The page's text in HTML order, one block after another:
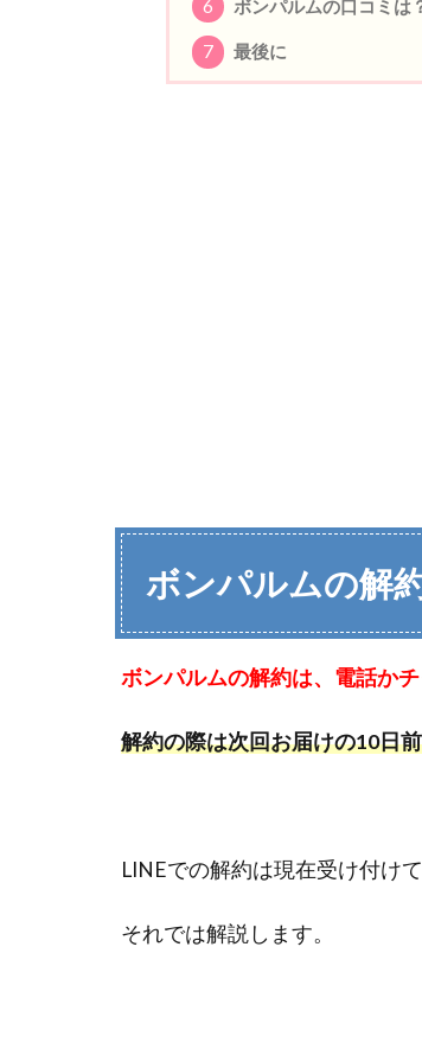
6 ボンパルムの口コミは
7 最後に
ボンパルムの解
ボンパルムの解約は、電話か
解約の際は次回お届けの10日
LINEでの解約は現在受け付け
それでは解説します。